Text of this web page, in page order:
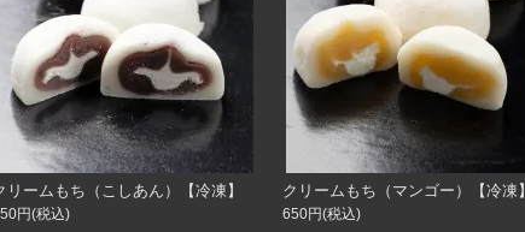
リームもち（こしあん）【冷凍】
円(税込)
クリームもち（マンゴー）【冷凍】
650円(税込)